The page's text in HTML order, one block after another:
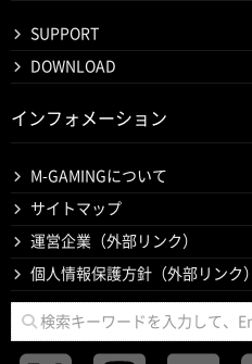
SUPPORT
DOWNLOAD
インフォメーション
M-GAMINGについて
サイトマップ
運営企業（外部リンク）
個人情報保護方針（外部リンク）